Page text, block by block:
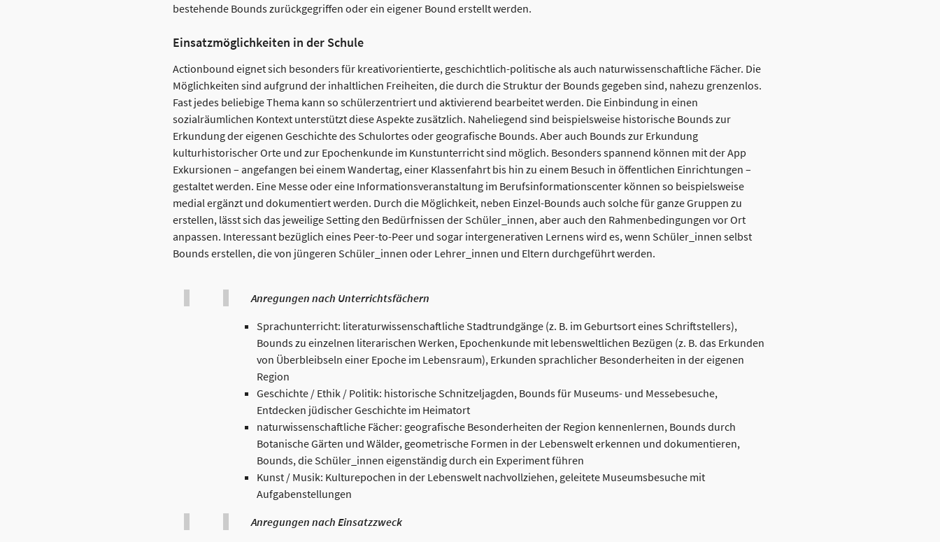
bestehende Bounds zurückgegriffen oder ein eigener Bound erstellt werden.
Einsatzmöglichkeiten in der Schule
Actionbound eignet sich besonders für kreativorientierte, geschichtlich-politische als auch naturwissenschaftliche Fächer. Die
Möglichkeiten sind aufgrund der inhaltlichen Freiheiten, die durch die Struktur der Bounds gegeben sind, nahezu grenzenlos.
Fast jedes beliebige Thema kann so schülerzentriert und aktivierend bearbeitet werden. Die Einbindung in einen
sozialräumlichen Kontext unterstützt diese Aspekte zusätzlich. Naheliegend sind beispielsweise historische Bounds zur
Erkundung der eigenen Geschichte des Schulortes oder geografische Bounds. Aber auch Bounds zur Erkundung
kulturhistorischer Orte und zur Epochenkunde im Kunstunterricht sind möglich. Besonders spannend können mit der App
Exkursionen – angefangen bei einem Wandertag, einer Klassenfahrt bis hin zu einem Besuch in öffentlichen Einrichtungen –
gestaltet werden. Eine Messe oder eine Informationsveranstaltung im Berufsinformationscenter können so beispielsweise
medial ergänzt und dokumentiert werden. Durch die Möglichkeit, neben Einzel-Bounds auch solche für ganze Gruppen zu
erstellen, lässt sich das jeweilige Setting den Bedürfnissen der Schüler_innen, aber auch den Rahmenbedingungen vor Ort
anpassen. Interessant bezüglich eines Peer-to-Peer und sogar intergenerativen Lernens wird es, wenn Schüler_innen selbst
Bounds erstellen, die von jüngeren Schüler_innen oder Lehrer_innen und Eltern durchgeführt werden.
Anregungen nach Unterrichtsfächern
Sprachunterricht: literaturwissenschaftliche Stadtrundgänge (z. B. im Geburtsort eines Schriftstellers),
Bounds zu einzelnen literarischen Werken, Epochenkunde mit lebensweltlichen Bezügen (z. B. das Erkunden
von Überbleibseln einer Epoche im Lebensraum), Erkunden sprachlicher Besonderheiten in der eigenen
Region
Geschichte / Ethik / Politik: historische Schnitzeljagden, Bounds für Museums- und Messebesuche,
Entdecken jüdischer Geschichte im Heimatort
naturwissenschaftliche Fächer: geografische Besonderheiten der Region kennenlernen, Bounds durch
Botanische Gärten und Wälder, geometrische Formen in der Lebenswelt erkennen und dokumentieren,
Bounds, die Schüler_innen eigenständig durch ein Experiment führen
Kunst / Musik: Kulturepochen in der Lebenswelt nachvollziehen, geleitete Museumsbesuche mit
Aufgabenstellungen
Anregungen nach Einsatzzweck